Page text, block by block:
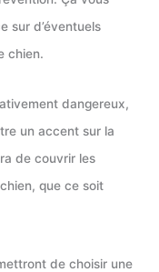
sur d’éventuels
chien.
dangereux,
un accent sur la
de couvrir les
que ce soit
de choisir une